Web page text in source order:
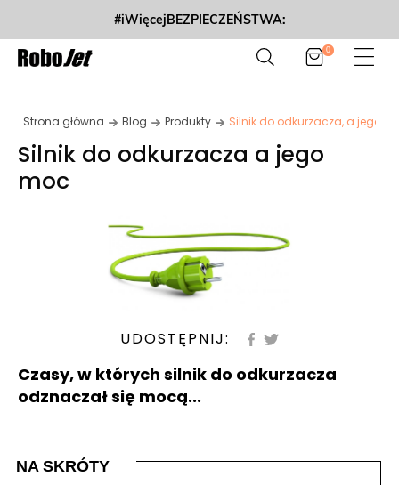
#iWięcejBEZPIECZEŃSTWA:
0
Strona główna Blog Produkty Silnik do odkurzacza, a jego
Silnik do odkurzacza a jego
moc
UDOSTĘPNIJ:
Czasy, w których silnik do odkurzacza
odznaczał się mocą...
NA SKRÓTY